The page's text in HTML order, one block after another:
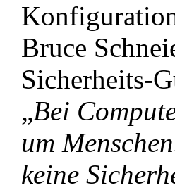
Bruce
Sicherheits-
„Bei
um
keine